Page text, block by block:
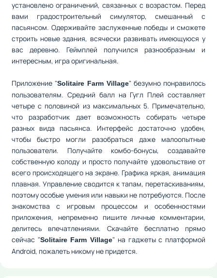
установлено ограничений, связанных с возрастом. Перед
вами градостроительный симулятор, смешанный с
пасьянсом. Одерживайте заслуженные победы и сможете
строить новые здания, всячески развивать имеющуюся у
вас деревню. Геймплей получился разнообразным и
интересным, игра оригинальная.
Приложение "Solitaire Farm Village" безумно понравилось
пользователям. Средний балл на Гугл Плей составляет
четыре с половиной из максимальных 5. Примечательно,
что разработчик дает возможность собирать четыре
разных вида пасьянса. Интерфейс достаточно удобен,
чтобы быстро могли разобраться даже малоопытные
пользователи. Получайте комбо-бонусы, создавайте
собственную колоду и просто получайте удовольствие от
всего происходящего на экране. Графика яркая, анимация
плавная. Управление сводится к тапам, перетаскиваниям,
поэтому особые умения или навыки не потребуются. После
знакомства с игровым процессом и особенностями
приложения, непременно пишите личные комментарии,
делитесь впечатлениями. Скачайте бесплатно прямо
сейчас "Solitaire Farm Village" на гаджеты с платформой
Android, пожалеть никому не придется.